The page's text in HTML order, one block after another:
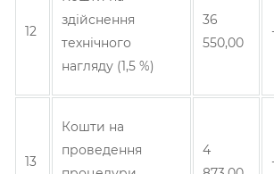
12
здійснення
технічного
нагляду (1,5 %)
36
550,00
13
Кошти на
проведення
4